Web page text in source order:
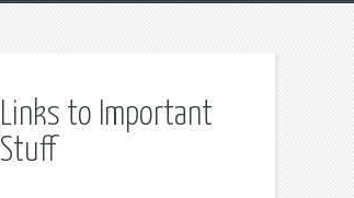
Links to Important
Stuff